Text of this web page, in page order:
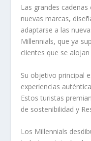
Las grandes
nuevas marcas,
adaptarse a las
Millennials, que ya
clientes que se
Su objetivo principal
experiencias
Estos turistas
de sostenibilidad y
Los Millennials